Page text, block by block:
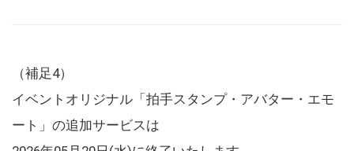
（補足4）
イベントオリジナル「拍手スタンプ・アバター・エモ
ート」の追加サービスは